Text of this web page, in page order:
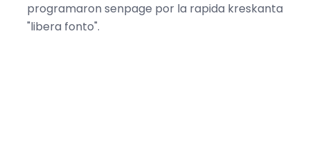
programaron senpage por la rapida kreskanta
"libera fonto".